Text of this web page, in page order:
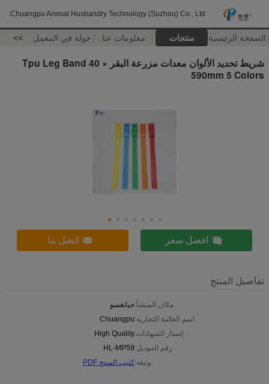
Chuangpu Animal Husbandry Technology (Suzhou) Co., Ltd.
الصفحة الرئيسية منتجات معلومات عنا جولة في المعمل >>
شريط تحديد الألوان معدات مزرعة البقر Tpu Leg Band 40 ×
590mm 5 Colors
افضل سعر اتصل بنا
تفاصيل المنتج
مكان المنشأ:جيانغسو
اسم العلامة التجارية:Chuangpu
إصدار الشهادات:High Quality
رقم الموديل:HL-MP59
وثيقة:كتيب المنتج PDF